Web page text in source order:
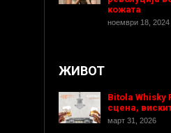
кожата
ноември 18, 2024
ЖИВОТ
Bitola Whisky
сцена,
март 31, 2026